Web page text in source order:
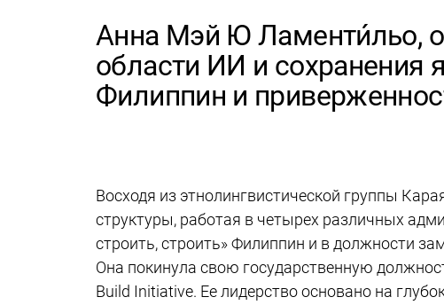
Анна Мэй Ю Ламенти́льо,
области ИИ и сохранения
Филиппин и
Восходя из этнолингвистической группы
структуры, работая в четырех различных
строить, строить» Филиппин и в должности
Она покинула свою государственную
Build Initiative. Ее лидерство основано на